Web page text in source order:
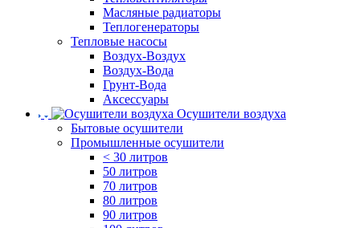
Масляные радиаторы
Теплогенераторы
Тепловые насосы
Воздух-Воздух
Воздух-Вода
Грунт-Вода
Аксессуары
Осушители воздуха
Бытовые осушители
Промышленные осушители
< 30 литров
50 литров
70 литров
80 литров
90 литров